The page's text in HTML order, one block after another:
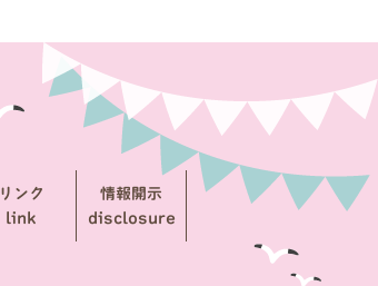
リンク
link
情報開示
disclosure